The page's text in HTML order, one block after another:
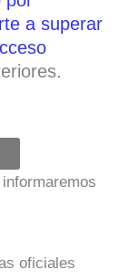
a superar
oficiales